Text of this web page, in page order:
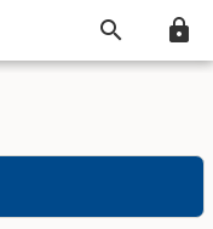
search lock